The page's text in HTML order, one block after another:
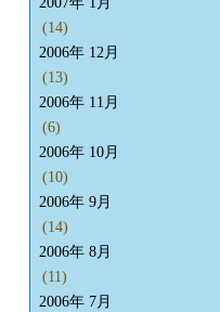
(14)
2006年 12月
(13)
2006年 11月
(6)
2006年 10月
(10)
2006年 9月
(14)
2006年 8月
(11)
2006年 7月